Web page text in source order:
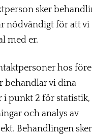
sker
nödvändigt för att vi
med er.
hos
behandlar vi dina
i punkt 2 för statistik,
och analys av
Behandlingen sker